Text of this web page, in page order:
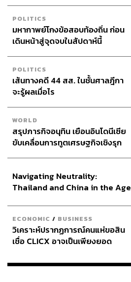
POLITICS
มหากาพย์โกงข้อสอบท้องถิ่น ก่อน
เดินหน้าสู่จุดจบในสัปดาห์นี้
POLITICS
เส้นทางคดี 44 สส. ในชั้นศาลฎีกา
จะรู้ผลเมื่อไร
WORLD
สรุปภารกิจอนุทิน เยือนอินโดนีเซีย
ขับเคลื่อนการทูตเศรษฐกิจเชิงรุก
Navigating Neutrality:
Thailand and China in the Age
ECONOMIC / BUSINESS
วิเคราะห์ปรากฏการณ์คนแห่ขอสิน
เชื่อ CLICX อาจเป็นเพียงยอด
เรือนไทยที่ถูกซุกไว้